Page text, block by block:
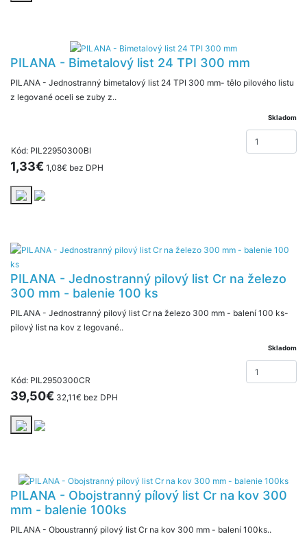
PILANA - Bimetalový list 24 TPI 300 mm
PILANA - Jednostranný bimetalový list 24 TPI 300 mm- tělo pilového listu
z legované oceli se zuby z..
Kód: PIL22950300BI
Skladom
1,33€ 1,08€ bez DPH
PILANA - Jednostranný pilový list Cr na železo
300 mm - balenie 100 ks
PILANA - Jednostranný pilový list Cr na železo 300 mm - balení 100 ks-
pilový list na kov z legované..
Kód: PIL2950300CR
Skladom
39,50€ 32,11€ bez DPH
PILANA - Obojstranný pílový list Cr na kov 300
mm - balenie 100ks
PILANA - Oboustranný pilový list Cr na kov 300 mm - balení 100ks..